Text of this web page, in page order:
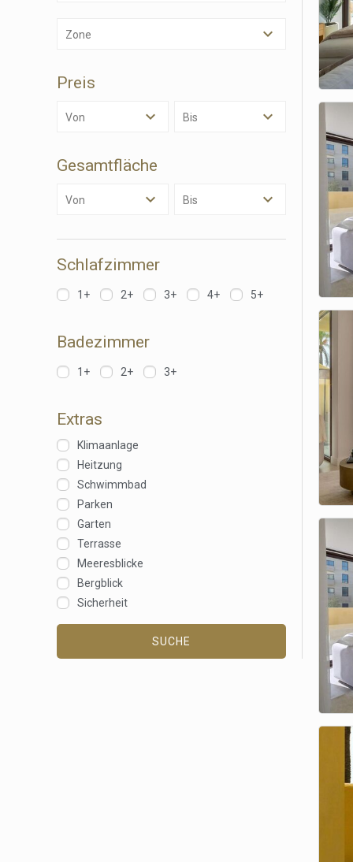
Zone
Preis
Von Bis
Gesamtfläche
Von Bis
Schlafzimmer
1+ 2+ 3+ 4+ 5+
Badezimmer
1+ 2+ 3+
Extras
Klimaanlage
Heitzung
Schwimmbad
Parken
Garten
Terrasse
Meeresblicke
Bergblick
Sicherheit
SUCHE
Sie
durch
Diese
seiner
auf